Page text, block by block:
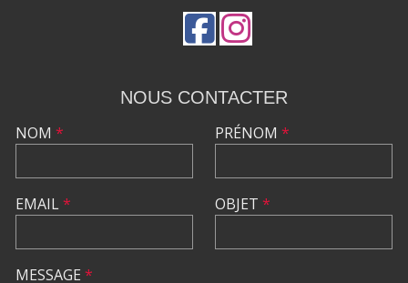
NOUS CONTACTER
NOM *
EMAIL*
PRÉNOM *
OBJET *
MESSAGE *